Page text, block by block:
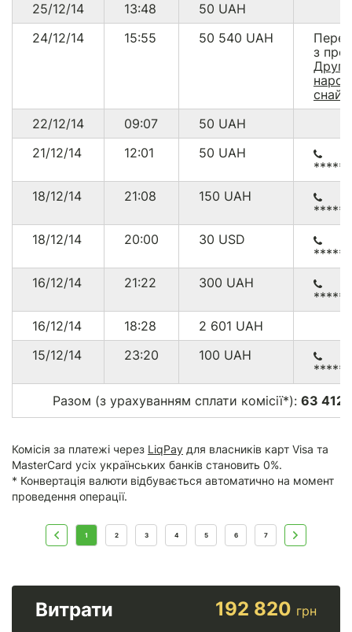
25/12/14 13:48 50 UAH
24/12/14
15:55 50 540 UAH
з
22/12/14
09:07 50 UAH
21/12/14
12:01 50 UAH
18/12/14
21:08 150 UAH
18/12/14
20:00 30 USD
16/12/14
21:22 300 UAH
16/12/14
18:28 2 601 UAH
15/12/14
23:20 100 UAH
Разом (з урахуванням сплати комісії*): 63
Комісія за платежі через LiqPay для власників карт Visa та
MasterCard усіх українських банків становить 0%.
* Конвертація валюти відбувається автоматично на момент
проведення операції.
1 2 3 4 5 6 7
Витрати 192 820 грн